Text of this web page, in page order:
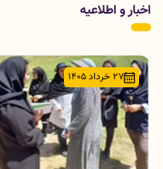
اخبار و اطلاعیه
27 خرداد 1405